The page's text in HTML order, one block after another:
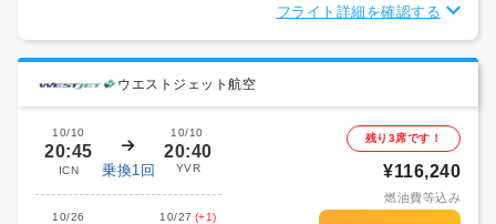
フライト詳細を確認する
ウエストジェット航空
10/10
20:45
ICN 乗換1回
10/10
20:40
YVR
10/26 10/27 (+1)
残り3席です！
¥116,240
燃油費等込み